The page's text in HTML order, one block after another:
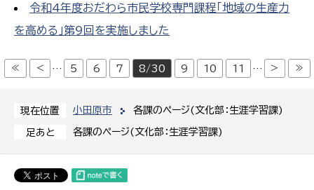
現在位置 小田原市 各課のページ(文化部：生涯学習課)
足あと 各課のページ(文化部：生涯学習課)
令和4年度おだわら市民学校専門課程「地域の生産力
を高める」第9回を実施しました
≪ < … 5 6 7 8/30 9 10 11 … > ≫